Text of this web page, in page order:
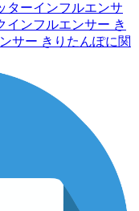
ターインフルエンサ
インフルエンサー き
サー きりたんぽに関